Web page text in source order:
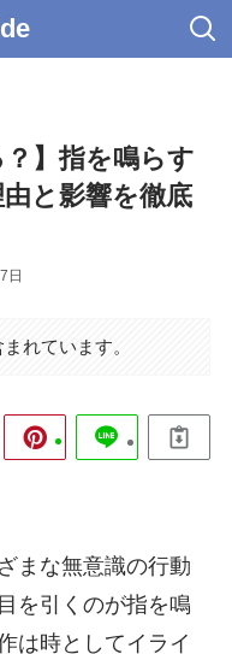
？】指を鳴らす
と影響を徹底
日
れています。
まな無意識の行動
を引くのが指を鳴
は時としてイライ